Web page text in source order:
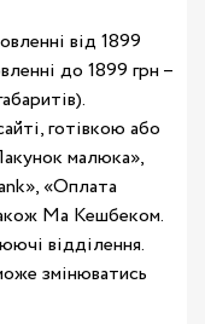
від 1899
до 1899 грн –
готівкою або
малюка»,
«Оплата
Ма Кешбеком.
відділення.
змінюватись